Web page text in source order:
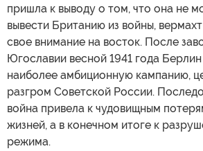
пришла к выводу о том, что она не
вывести Британию из войны,
свое внимание на восток. После
Югославии весной 1941 года
наиболее амбиционную кампанию,
разгром Советской России.
война привела к чудовищным
жизней, а в конечном итоге к
режима.